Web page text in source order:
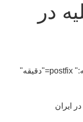
کلیه در
[rt_reading_time label="زمان مطالعه:" postfix="دقیقه"